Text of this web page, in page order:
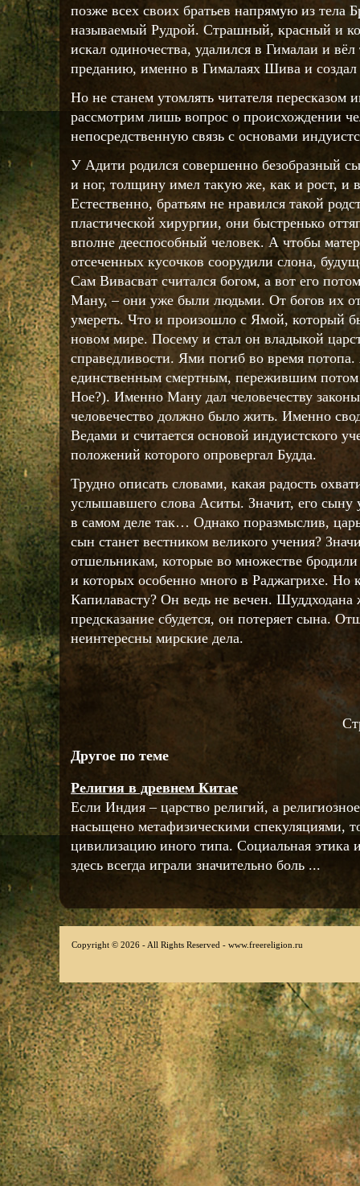
позже всех своих братьев напрямую из тела
называемый Рудрой. Страшный, красный и
искал одиночества, удалился в Гималаи и
преданию, именно в Гималаях Шива и создал
Но не станем утомлять читателя
рассмотрим лишь вопрос о происхождении
непосредственную связь с основами
У Адити родился совершенно безобразный
и ног, толщину имел такую же, как и рост, и
Естественно, братьям не нравился такой
пластической хирургии, они быстренько
вполне дееспособный человек. А чтобы
отсеченных кусочков соорудили слона,
Сам Вивасват считался богом, а вот его
Ману, – они уже были людьми. От богов их
умереть. Что и произошло с Ямой, который
новом мире. Посему и стал он владыкой
справедливости. Ями погиб во время
единственным смертным, пережившим потом
Ное?). Именно Ману дал человечеству
человечество должно было жить. Именно
Ведами и считается основой индуистского
положений которого опровергал Будда.
Трудно описать словами, какая радость
услышавшего слова Аситы. Значит, его сыну
в самом деле так… Однако поразмыслив,
сын станет вестником великого учения?
отшельникам, которые во множестве бродили
и которых особенно много в Раджагрихе. Но
Капилавасту? Он ведь не вечен. Шуддходана
предсказание сбудется, он потеряет сына.
неинтересны мирские дела.
Другое по теме
Религия в древнем Китае
Если Индия – царство религий, а
насыщено метафизическими спекуляциями,
цивилизацию иного типа. Социальная этика
здесь всегда играли значительно боль ...
Copyright © 2026 - All Rights Reserved - www.freereligion.ru